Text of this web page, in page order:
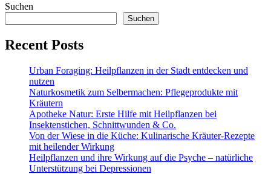
Suchen
Suchen
Recent Posts
Urban Foraging: Heilpflanzen in der Stadt entdecken und
nutzen
Naturkosmetik zum Selbermachen: Pflegeprodukte mit
Kräutern
Apotheke Natur: Erste Hilfe mit Heilpflanzen bei
Insektenstichen, Schnittwunden & Co.
Von der Wiese in die Küche: Kulinarische Kräuter-Rezepte
mit heilender Wirkung
Heilpflanzen und ihre Wirkung auf die Psyche – natürliche
Unterstützung bei Depressionen